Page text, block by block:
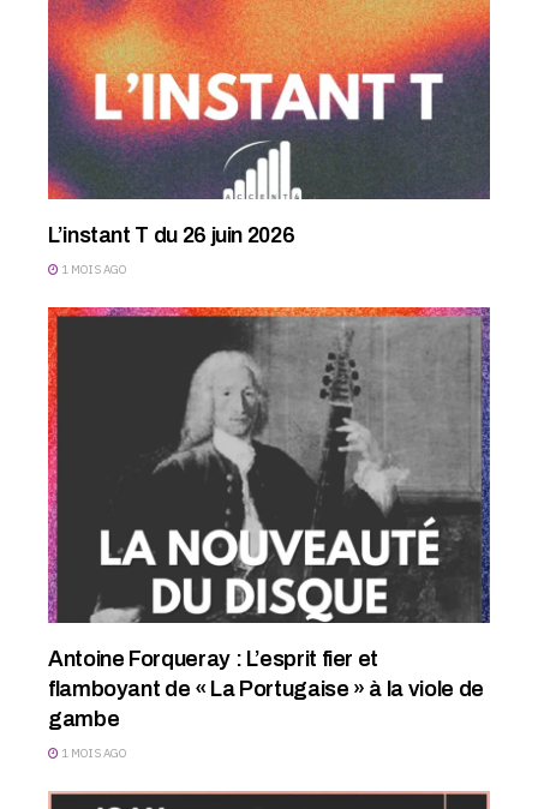
L’instant T du 26 juin 2026
1 MOIS AGO
Antoine Forqueray : L’esprit fier et
flamboyant de « La Portugaise » à la viole de
gambe
1 MOIS AGO